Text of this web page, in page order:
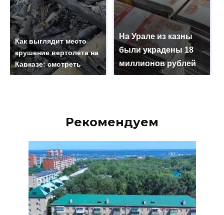
Как выглядит место
крушение вертолета на
Кавказе: смотреть
На Урале из казны
были украдены 18
миллионов рублей
Рекомендуем